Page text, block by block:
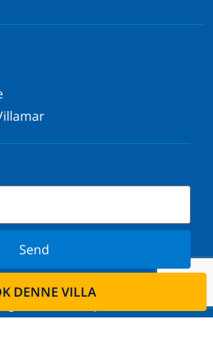
DENNE VILLA
Send
og bliv orienteret om
tilbud. Vi respekterer dit